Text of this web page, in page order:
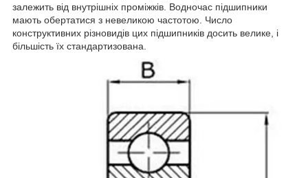
залежить від внутрішніх проміжків. Водночас підшипники
мають обертатися з невеликою частотою. Число
конструктивних різновидів цих підшипників досить велике, і
більшість їх стандартизована.